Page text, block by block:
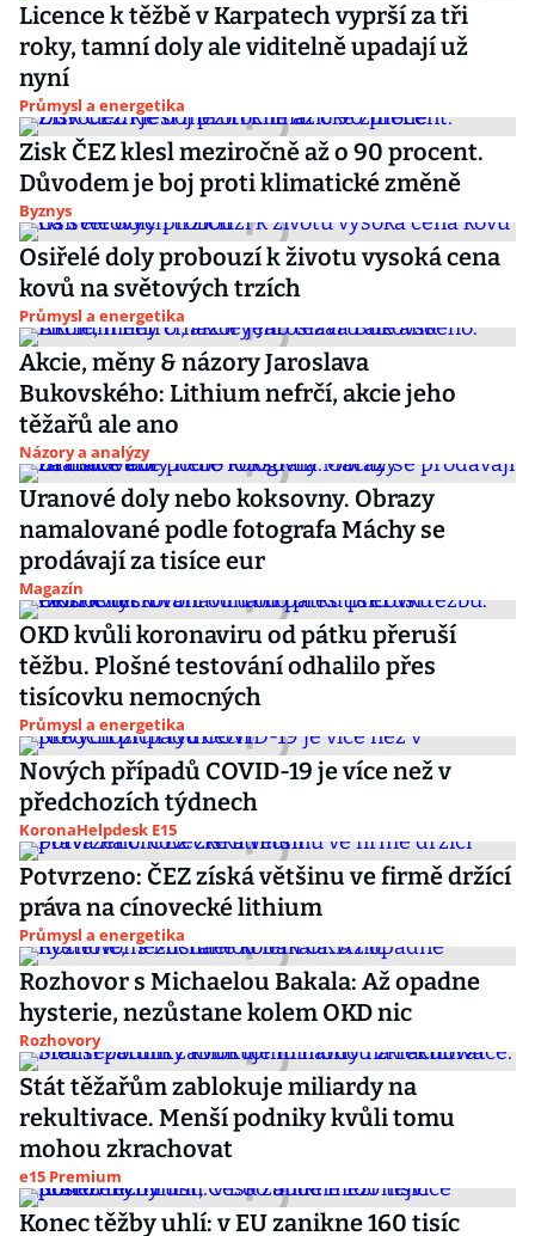
Licence k těžbě v Karpatech vyprší za tři
roky, tamní doly ale viditelně upadají už
nyní
Průmysl a energetika
Zisk ČEZ klesl meziročně až o 90 procent.
Důvodem je boj proti klimatické změně
Byznys
Osiřelé doly probouzí k životu vysoká cena
kovů na světových trzích
Průmysl a energetika
Akcie, měny & názory Jaroslava
Bukovského: Lithium nefrčí, akcie jeho
těžařů ale ano
Názory a analýzy
Uranové doly nebo koksovny. Obrazy
namalované podle fotografa Máchy se
prodávají za tisíce eur
Magazín
OKD kvůli koronaviru od pátku přeruší
těžbu. Plošné testování odhalilo přes
tisícovku nemocných
Průmysl a energetika
Nových případů COVID-19 je více než v
předchozích týdnech
KoronaHelpdesk E15
Potvrzeno: ČEZ získá většinu ve firmě držící
práva na cínovecké lithium
Průmysl a energetika
Rozhovor s Michaelou Bakala: Až opadne
hysterie, nezůstane kolem OKD nic
Rozhovory
Stát těžařům zablokuje miliardy na
rekultivace. Menší podniky kvůli tomu
mohou zkrachovat
e15 Premium
Konec těžby uhlí: v EU zanikne 160 tisíc